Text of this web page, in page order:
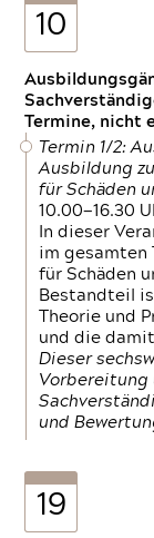
10
Termine, nicht
Termin 1/2:
Ausbildung
für Schäden
10.00—16.30
In dieser
im gesamten
für Schäden
Bestandteil
Theorie und
und die
Dieser
Vorbereitung
und
19